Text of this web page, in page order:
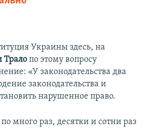
Украины здесь, на
по этому вопросу
«У законодательства два
законодательства и
нарушенное право.
много раз, десятки и сотни раз